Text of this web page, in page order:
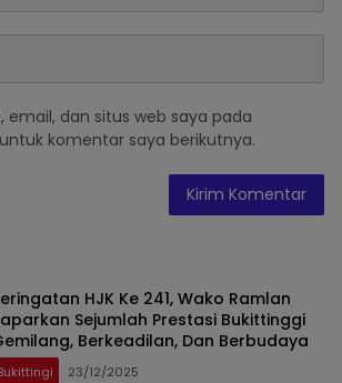
email, dan situs web saya pada
komentar saya berikutnya.
HJK Ke 241, Wako Ramlan
Sejumlah Prestasi Bukittinggi
Berkeadilan, Dan Berbudaya
23/12/2025